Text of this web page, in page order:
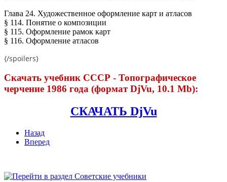
Глава 24. Художественное оформление карт и атласов
§ 114. Понятие о композиции
§ 115. Оформление рамок карт
§ 116. Оформление атласов
{/spoilers}
Скачать учебник СССР - Топографическое
черчение 1986 года (формат DjVu, 10.1 Mb):
СКАЧАТЬ DjVu
Назад
Вперед